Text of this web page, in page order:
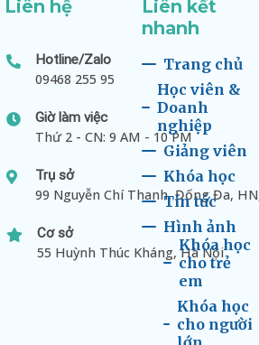
Liên hệ
Hotline/Zalo
09468 255 95
Giờ làm việc
Thứ 2 - CN: 9 AM - 10 PM
Trụ sở
99 Nguyễn Chí Thanh, Đống Đa,
Cơ sở
55 Huỳnh Thúc Kháng, Hà Nội
Liên kết
nhanh
Trang chủ
Học viên &
Doanh
nghiệp
Giảng viên
Khóa học
Tin tức
Hình ảnh
Khóa học
cho trẻ
em
Khóa học
cho người